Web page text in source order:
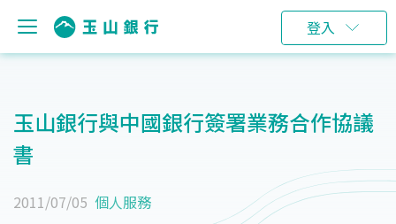
登入
玉山銀行與中國銀行簽署業務合作協議
書
2011/07/05 個人服務